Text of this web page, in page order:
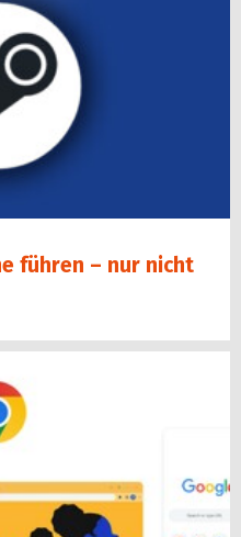
führen – nur nicht